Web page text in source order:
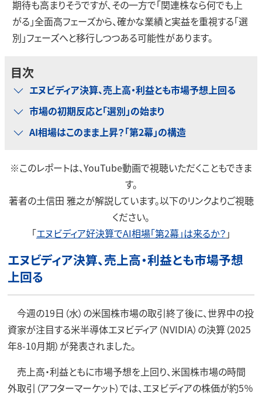
期待も高まりそうですが、その一方で「関連株なら何でも上
がる」全面高フェーズから、確かな業績と実益を重視する「選
別」フェーズへと移行しつつある可能性があります。
目次
エヌビディア決算、売上高・利益とも市場予想上回る
市場の初期反応と「選別」の始まり
AI相場はこのまま上昇？「第2幕」の構造
※このレポートは、YouTube動画で視聴いただくこともできま
す。
著者の土信田 雅之が解説しています。以下のリンクよりご視聴
ください。
「エヌビディア好決算でAI相場「第2幕」は来るか？ 」
エヌビディア決算、売上高・利益とも市場予想
上回る
今週の19日（水）の米国株市場の取引終了後に、世界中の投
資家が注目する米半導体エヌビディア（NVIDIA）の決算（2025
年8-10月期）が発表されました。
売上高・利益ともに市場予想を上回り、米国株市場の時間
外取引（アフターマーケット）では、エヌビディアの株価が約5％